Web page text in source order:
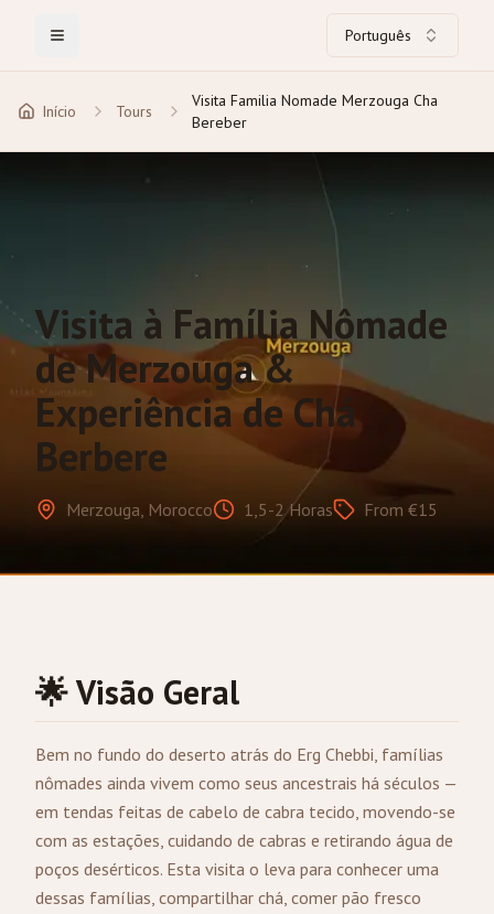
Toggle Menu Português
Início Tours
Visita Familia Nomade Merzouga Cha
Bereber
Visita à Família Nômade
de Merzouga &
Experiência de Chá
Berbere
Merzouga, Morocco 1,5-2 Horas From €15
🌟 Visão Geral
Bem no fundo do deserto atrás do Erg Chebbi, famílias
nômades ainda vivem como seus ancestrais há séculos —
em tendas feitas de cabelo de cabra tecido, movendo-se
com as estações, cuidando de cabras e retirando água de
poços desérticos. Esta visita o leva para conhecer uma
dessas famílias, compartilhar chá, comer pão fresco